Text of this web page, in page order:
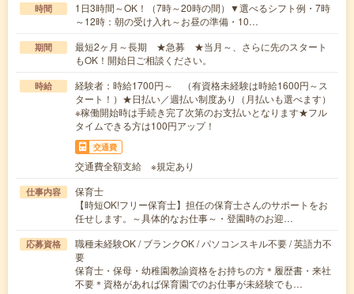
時間
1日3時間～OK！（7時～20時の間）▼選べるシフト例・7時
～12時：朝の受け入れ～お昼の準備・10…
期間
最短2ヶ月～長期 ★急募 ★当月～、さらに先のスタート
もOK！開始日ご相談ください。
時給
経験者：時給1700円～ （有資格未経験は時給1600円～ス
タート！）★日払い／週払い制度あり（月払いも選べます）
※稼働開始時は手続き完了次第のお支払いとなります★フル
タイムできる方は100円アップ！
交通費
交通費全額支給 ※規定あり
仕事内容
保育士
【時短OK!フリー保育士】担任の保育士さんのサポートをお
任せします。～具体的なお仕事～・登園時のお迎…
応募資格
職種未経験OK / ブランクOK / パソコンスキル不要 / 英語力不
要
保育士・保母・幼稚園教諭資格をお持ちの方＊履歴書・来社
不要＊資格があれば保育園でのお仕事が未経験でも…